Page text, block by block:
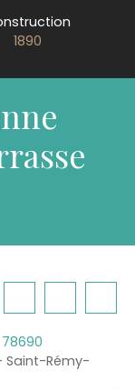
1890
Saint-Rémy-